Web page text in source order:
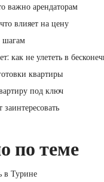
важно арендаторам
влияет на цену
шагам
как не улететь в
квартиры
под ключ
по теме
в Турине